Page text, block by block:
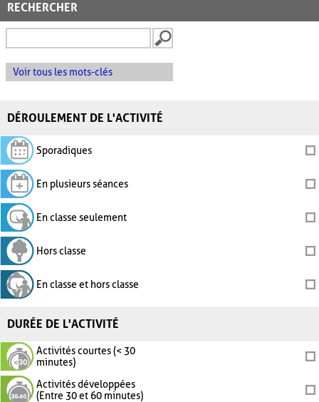
RECHERCHER
Voir tous les mots-clés
DÉROULEMENT DE L'ACTIVITÉ
Sporadiques
En plusieurs séances
En classe seulement
Hors classe
En classe et hors classe
DURÉE DE L'ACTIVITÉ
Activités courtes (< 30
minutes)
Activités développées
(Entre 30 et 60 minutes)